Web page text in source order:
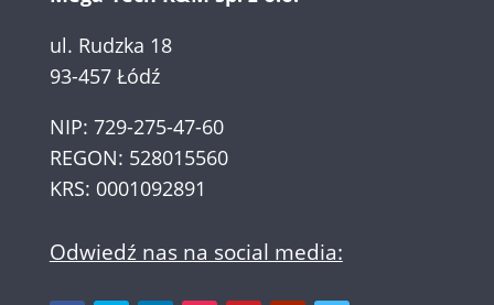
ul. Rudzka 18
93-457 Łódź
NIP: 729-275-47-60
REGON: 528015560
KRS: 0001092891
Odwiedź nas na social media: